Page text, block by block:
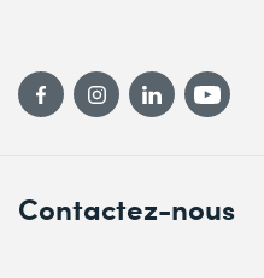
Contactez-nous